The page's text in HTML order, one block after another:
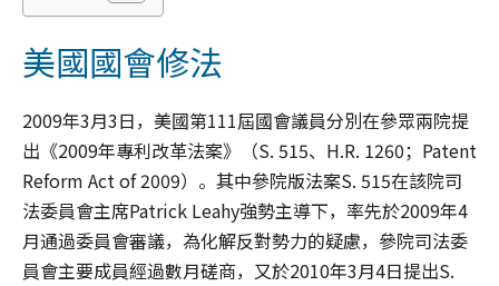
美國國會修法
2009年3月3日，美國第111屆國會議員分別在參眾兩院提
出《2009年專利改革法案》（S. 515、H.R. 1260；Patent
Reform Act of 2009）。其中參院版法案S. 515在該院司
法委員會主席Patrick Leahy強勢主導下，率先於2009年4
月通過委員會審議，為化解反對勢力的疑慮，參院司法委
員會主要成員經過數月磋商，又於2010年3月4日提出S.